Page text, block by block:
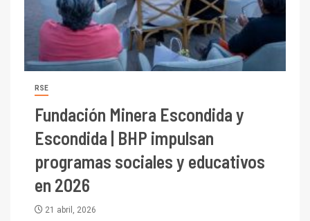
RSE
Fundación Minera Escondida y
Escondida | BHP impulsan
programas sociales y educativos
en 2026
21 abril, 2026